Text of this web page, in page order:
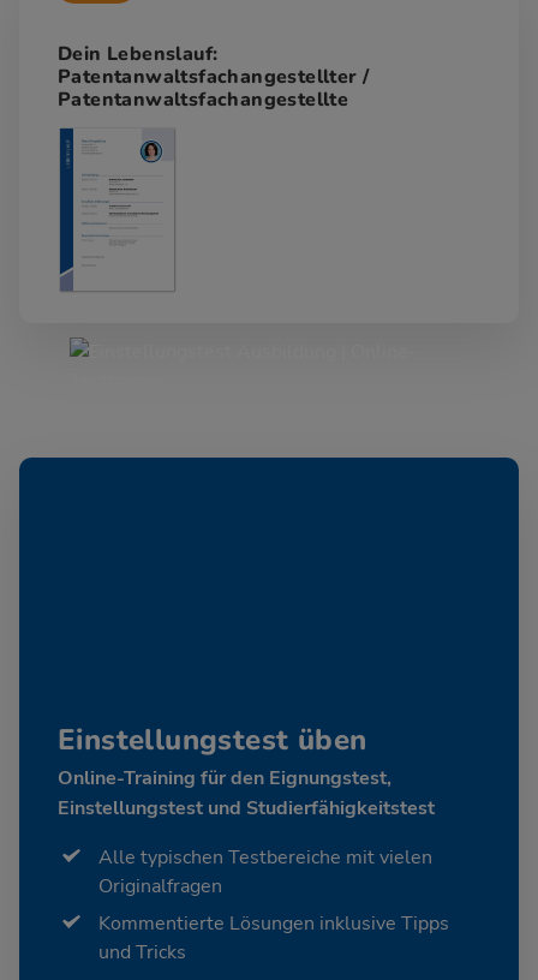
Dein Lebenslauf:
Patentanwaltsfachangestellter /
Patentanwaltsfachangestellte
Einstellungstest üben
Online-Training für den Eignungstest,
Einstellungstest und Studierfähigkeitstest
Alle typischen Testbereiche mit vielen
Originalfragen
Kommentierte Lösungen inklusive Tipps
und Tricks